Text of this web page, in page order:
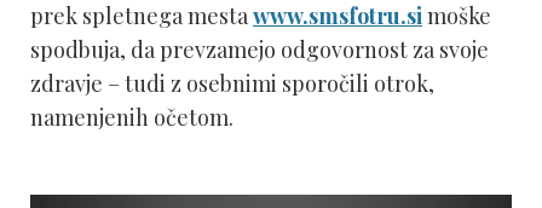
prek spletnega mestawww.smsfotru.simoške
spodbuja, da prevzamejo odgovornost za svoje
zdravje – tudi z osebnimi sporočili otrok,
namenjenih očetom.